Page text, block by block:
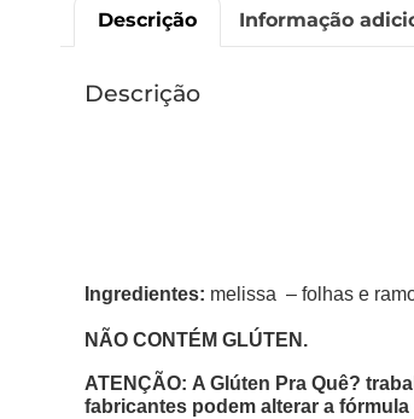
Descrição Informação
Descrição
Ingredientes: melissa – folhas e
NÃO CONTÉM GLÚTEN.
ATENÇÃO: A Glúten Pra Quê?
fabricantes podem alterar a